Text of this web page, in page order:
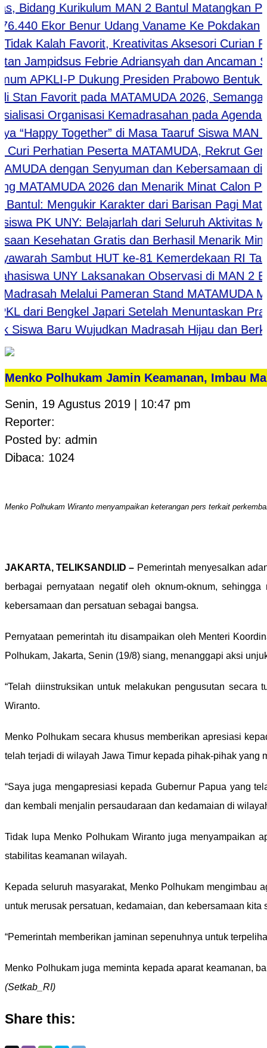
Kurikulum MAN 2 Bantul Matangkan
Ekor Benur Udang Vaname Ke Pokdakan
Kalah Favorit, Kreativitas Aksesori Curian
Febrie Adriansyah dan Ancaman
APKLI-P Dukung Presiden Prabowo Bentuk
Favorit pada MATAMUDA 2026, Semangat
Organisasi Kemadrasahan pada Agenda
Together” di Masa Taaruf Siswa MAN 2
Perhatian Peserta MATAMUDA, Rekrut
dengan Senyuman dan Kebersamaan di
2026 dan Menarik Minat Calon
Mengukir Karakter dari Barisan Pagi
PK UNY: Belajarlah dari Seluruh Aktivitas
Kesehatan Gratis dan Berhasil Menarik Minat
Sambut HUT ke-81 Kemerdekaan RI Tahun
UNY Laksanakan Observasi di MAN 2
Melalui Pameran Stand MATAMUDA MAN
Bengkel Japari Setelah Menuntaskan Praktik
Baru Wujudkan Madrasah Hijau dan
Menko Polhukam Jamin Keamanan, Imbau
Senin, 19 Agustus 2019 | 10:47 pm
Reporter:
Posted by: admin
Dibaca: 1024
Menko Polhukam Wiranto menyampaikan keterangan pers terkait
JAKARTA, TELIKSANDI.ID – Pemerintah menyesalkan
berbagai pernyataan negatif oleh oknum-oknum,
kebersamaan dan persatuan sebagai bangsa.
Pernyataan pemerintah itu disampaikan oleh Menteri
Polhukam, Jakarta, Senin (19/8) siang, menanggapi aksi
“Telah diinstruksikan untuk melakukan pengusutan
Wiranto.
Menko Polhukam secara khusus memberikan apresiasi
telah terjadi di wilayah Jawa Timur kepada pihak-pihak
“Saya juga mengapresiasi kepada Gubernur Papua yang
dan kembali menjalin persaudaraan dan kedamaian di
Tidak lupa Menko Polhukam Wiranto juga menyampaikan
stabilitas keamanan wilayah.
Kepada seluruh masyarakat, Menko Polhukam mengimbau
untuk merusak persatuan, kedamaian, dan kebersamaan
“Pemerintah memberikan jaminan sepenuhnya untuk
Menko Polhukam juga meminta kepada aparat keamanan,
(Setkab_RI)
Share this: